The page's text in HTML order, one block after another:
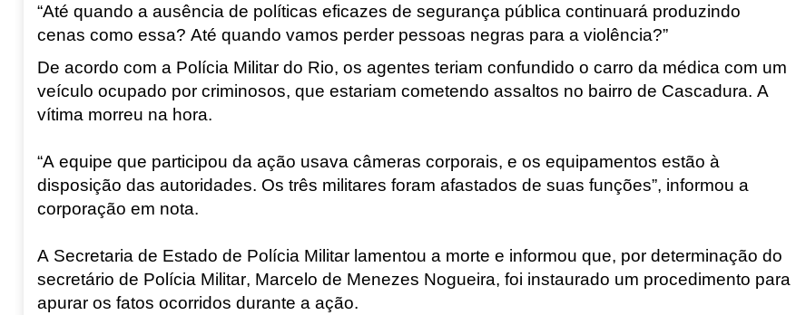
“Até quando a ausência de políticas eficazes de segurança pública continuará produzindo
cenas como essa? Até quando vamos perder pessoas negras para a violência?”
De acordo com a Polícia Militar do Rio, os agentes teriam confundido o carro da médica com um
veículo ocupado por criminosos, que estariam cometendo assaltos no bairro de Cascadura. A
vítima morreu na hora.
“A equipe que participou da ação usava câmeras corporais, e os equipamentos estão à
disposição das autoridades. Os três militares foram afastados de suas funções”, informou a
corporação em nota.
A Secretaria de Estado de Polícia Militar lamentou a morte e informou que, por determinação do
secretário de Polícia Militar, Marcelo de Menezes Nogueira, foi instaurado um procedimento para
apurar os fatos ocorridos durante a ação.